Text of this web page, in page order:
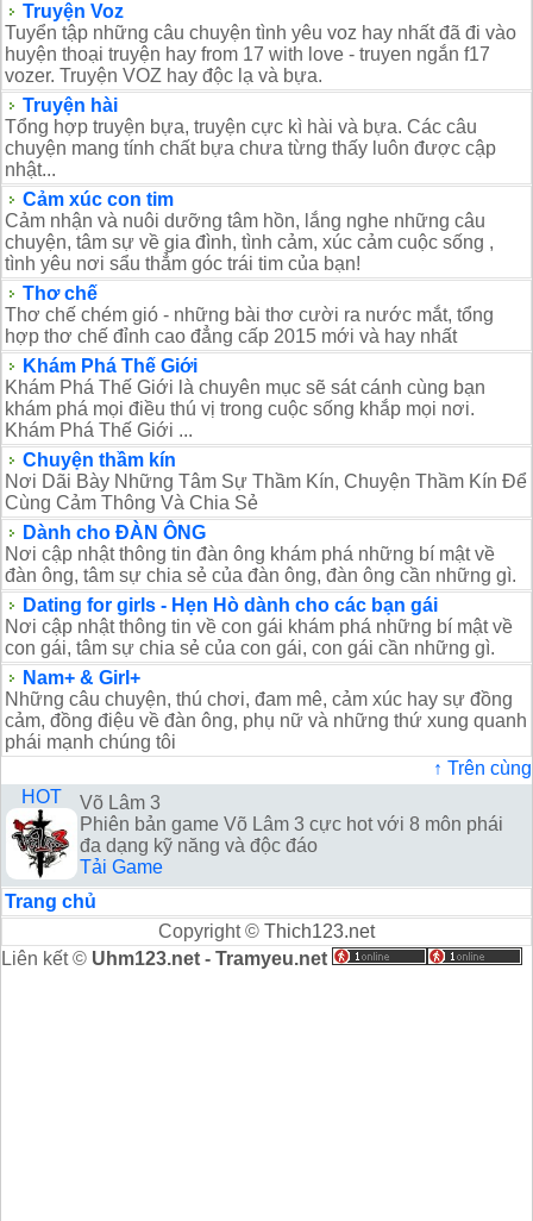
Truyện Voz
Tuyển tập những câu chuyện tình yêu voz hay nhất đã đi vào
huyện thoại truyện hay from 17 with love - truyen ngắn f17
vozer. Truyện VOZ hay độc lạ và bựa.
Truyện hài
Tổng hợp truyện bựa, truyện cực kì hài và bựa. Các câu
chuyện mang tính chất bựa chưa từng thấy luôn được cập
nhật...
Cảm xúc con tim
Cảm nhận và nuôi dưỡng tâm hồn, lắng nghe những câu
chuyện, tâm sự về gia đình, tình cảm, xúc cảm cuộc sống ,
tình yêu nơi sẩu thẳm góc trái tim của bạn!
Thơ chế
Thơ chế chém gió - những bài thơ cười ra nước mắt, tổng
hợp thơ chế đỉnh cao đẳng cấp 2015 mới và hay nhất
Khám Phá Thế Giới
Khám Phá Thế Giới là chuyên mục sẽ sát cánh cùng bạn
khám phá mọi điều thú vị trong cuộc sống khắp mọi nơi.
Khám Phá Thế Giới ...
Chuyện thầm kín
Nơi Dãi Bày Những Tâm Sự Thầm Kín, Chuyện Thầm Kín Để
Cùng Cảm Thông Và Chia Sẻ
Dành cho ĐÀN ÔNG
Nơi cập nhật thông tin đàn ông khám phá những bí mật về
đàn ông, tâm sự chia sẻ của đàn ông, đàn ông cần những gì.
Dating for girls - Hẹn Hò dành cho các bạn gái
Nơi cập nhật thông tin về con gái khám phá những bí mật về
con gái, tâm sự chia sẻ của con gái, con gái cần những gì.
Nam+ & Girl+
Những câu chuyện, thú chơi, đam mê, cảm xúc hay sự đồng
cảm, đồng điệu về đàn ông, phụ nữ và những thứ xung quanh
phái mạnh chúng tôi
↑ Trên cùng
HOT
Võ Lâm 3
Phiên bản game Võ Lâm 3 cực hot với 8 môn phái
đa dạng kỹ năng và độc đáo
Tải Game
Trang chủ
Copyright © Thich123.net
Liên kết © Uhm123.net - Tramyeu.net